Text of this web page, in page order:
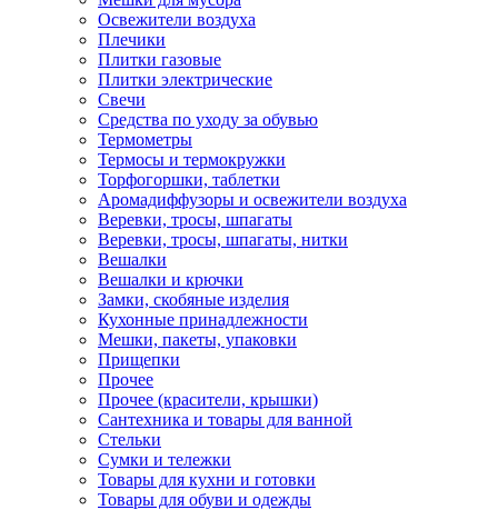
Освежители воздуха
Плечики
Плитки газовые
Плитки электрические
Свечи
Средства по уходу за обувью
Термометры
Термосы и термокружки
Торфогоршки, таблетки
Аромадиффузоры и освежители воздуха
Веревки, тросы, шпагаты
Веревки, тросы, шпагаты, нитки
Вешалки
Вешалки и крючки
Замки, скобяные изделия
Кухонные принадлежности
Мешки, пакеты, упаковки
Прищепки
Прочее
Прочее (красители, крышки)
Сантехника и товары для ванной
Стельки
Сумки и тележки
Товары для кухни и готовки
Товары для обуви и одежды